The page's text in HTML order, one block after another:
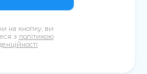
на кнопку, ви
з політикою